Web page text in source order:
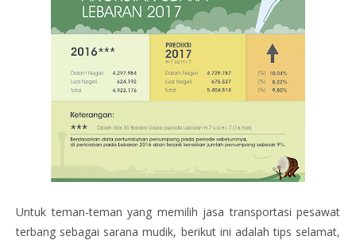
Untuk teman-teman yang memilih jasa transportasi pesawat
terbang sebagai sarana mudik, berikut ini adalah tips selamat,